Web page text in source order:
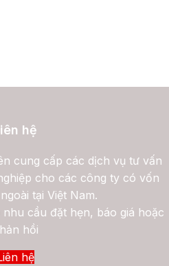
hệ
cung cấp các dịch vụ tư vấn
cho các công ty có vốn
tại Việt Nam.
cầu đặt hẹn, báo giá hoặc
hồi
hệ